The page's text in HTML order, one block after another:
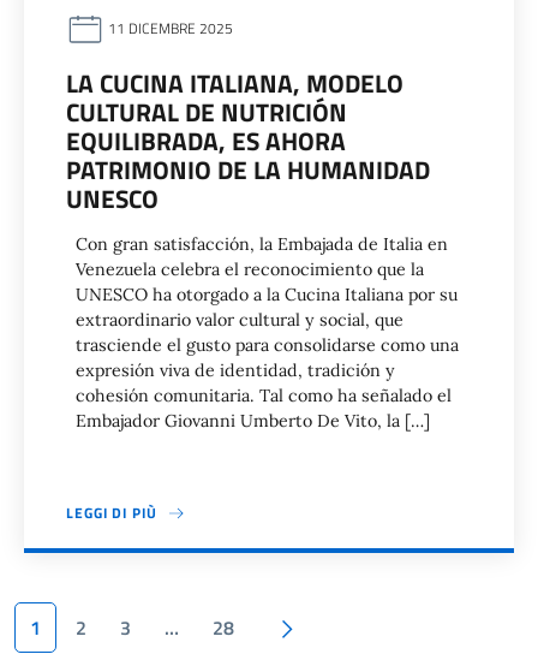
11 DICEMBRE 2025
LA CUCINA ITALIANA, MODELO
CULTURAL DE NUTRICIÓN
EQUILIBRADA, ES AHORA
PATRIMONIO DE LA HUMANIDAD
UNESCO
Con gran satisfacción, la Embajada de Italia en
Venezuela celebra el reconocimiento que la
UNESCO ha otorgado a la Cucina Italiana por su
extraordinario valor cultural y social, que
trasciende el gusto para consolidarse como una
expresión viva de identidad, tradición y
cohesión comunitaria. Tal como ha señalado el
Embajador Giovanni Umberto De Vito, la […]
LEGGI DI PIÙ
Paginazione
1 2 3 … 28